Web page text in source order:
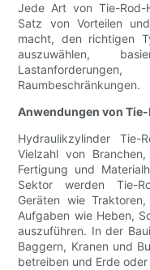
Jede Art von Tie-Rod-
Satz von Vorteilen
macht, den richtigen
auszuwählen,
Raumbeschränkungen.
Anwendungen von
Hydraulikzylinder
Vielzahl von
Fertigung und
Sektor werden Tie-
Geräten wie
Aufgaben wie Heben,
auszuführen. In der
Baggern, Kranen und
betreiben und Erde